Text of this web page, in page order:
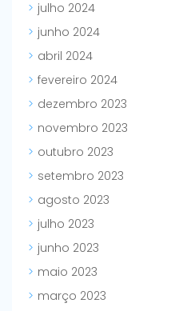
julho 2024
junho 2024
abril 2024
fevereiro 2024
dezembro 2023
novembro 2023
outubro 2023
setembro 2023
agosto 2023
julho 2023
junho 2023
maio 2023
março 2023